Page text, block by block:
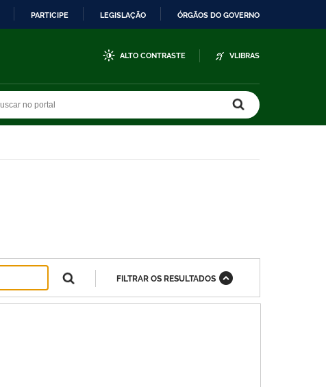
PARTICIPE LEGISLAÇÃO ÓRGÃOS DO GOVERNO
ALTO CONTRASTE VLIBRAS
FILTRAR OS RESULTADOS